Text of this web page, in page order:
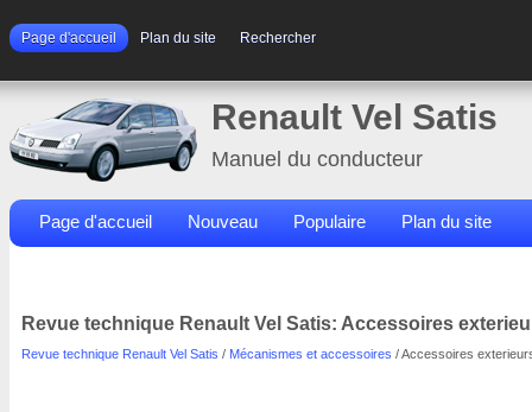
Page d'accueil Plan du site Rechercher
Renault Vel Satis
Manuel du conducteur
Page d'accueil Nouveau Populaire Plan du site
Revue technique Renault Vel Satis: Accessoires
Revue technique Renault Vel Satis / Mécanismes et accessoires / Accessoires